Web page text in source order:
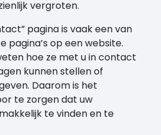
vergroten.
pagina is vaak een van
pagina’s op een website.
hoe ze met u in contact
kunnen stellen of
Daarom is het
te zorgen dat uw
te vinden en te